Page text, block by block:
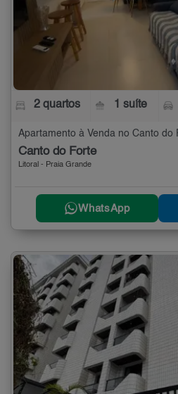
2 quartos 1 suíte
Apartamento à Venda no Canto do
Canto do Forte
Litoral - Praia Grande
WhatsApp